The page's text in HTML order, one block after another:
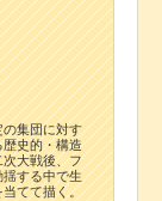
集団に対す
史的・構造
大戦後、フ
する中で生
てて描く。